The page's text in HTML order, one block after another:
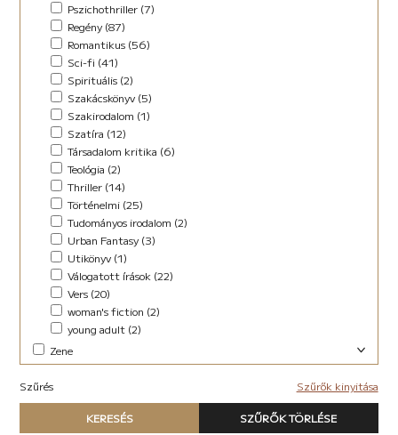
Pszichothriller (7)
Regény (87)
Romantikus (56)
Sci-fi (41)
Spirituális (2)
Szakácskönyv (5)
Szakirodalom (1)
Szatíra (12)
Társadalom kritika (6)
Teológia (2)
Thriller (14)
Történelmi (25)
Tudományos irodalom (2)
Urban Fantasy (3)
Utikönyv (1)
Válogatott írások (22)
Vers (20)
woman's fiction (2)
young adult (2)
Zene
Szűrés
Szűrők kinyitása
Típus
Nyomtatott könyv
KERESÉS SZŰRŐK TÖRLÉSE